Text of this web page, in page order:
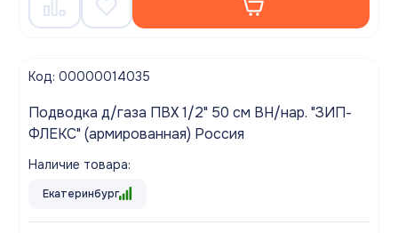
Код: 00000014035
Подводка д/газа ПВХ 1/2" 50 см ВН/нар. "ЗИП-
ФЛЕКС" (армированная) Россия
Наличие товара:
Екатеринбург